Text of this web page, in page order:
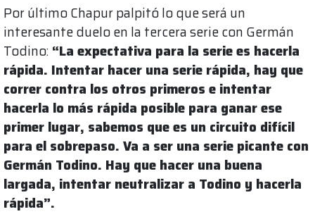
Por último Chapur palpitó lo que será un
interesante duelo en la tercera serie con Germán
Todino: “La expectativa para la serie es hacerla
rápida. Intentar hacer una serie rápida, hay que
correr contra los otros primeros e intentar
hacerla lo más rápida posible para ganar ese
primer lugar, sabemos que es un circuito difícil
para el sobrepaso. Va a ser una serie picante con
Germán Todino. Hay que hacer una buena
largada, intentar neutralizar a Todino y hacerla
rápida”.